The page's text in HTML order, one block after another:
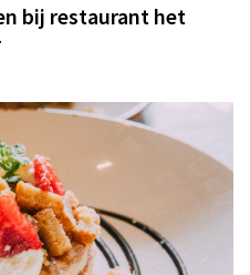
bij restaurant het